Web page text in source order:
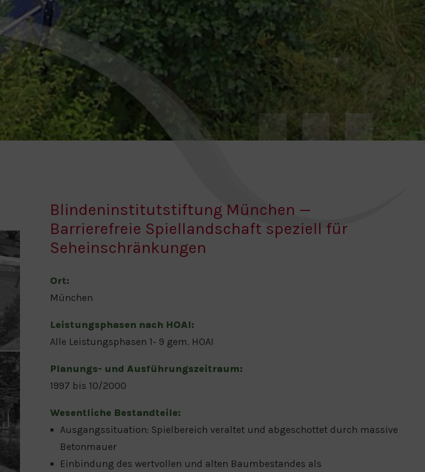
Blindeninstitutstiftung München —
Barrierefreie Spiellandschaft speziell für
Seheinschränkungen
Ort:
München
Leistungsphasen nach HOAI:
Alle Leistungsphasen 1‐ 9 gem. HOAI
Planungs- und Ausführungszeitraum:
1997 bis 10/2000
Wesentliche Bestandteile:
Ausgangssituation: Spielbereich veraltet und abgeschottet durch massive
Betonmauer
Einbindung des wertvollen und alten Baumbestandes als